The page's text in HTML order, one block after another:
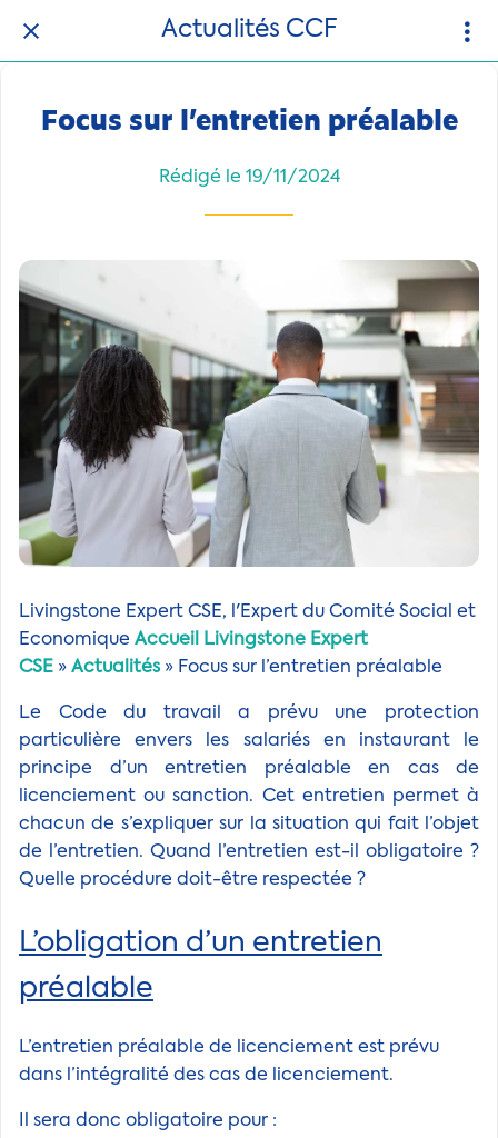
Actualités CCF
Focus sur l’entretien préalable
Rédigé le 19/11/2024
Livingstone Expert CSE, l'Expert du Comité Social et
Economique Accueil Livingstone Expert
CSE » Actualités» Focus sur l’entretien préalable
Le Code du travail a prévu une protection
particulière envers les salariés en instaurant le
principe d’un entretien préalable en cas de
licenciement ou sanction. Cet entretien permet à
chacun de s’expliquer sur la situation qui fait l’objet
de l’entretien. Quand l’entretien est-il obligatoire ?
Quelle procédure doit-être respectée ?
L’obligation d’un entretien
préalable
L’entretien préalable de licenciement est prévu
dans l’intégralité des cas de licenciement.
Il sera donc obligatoire pour :